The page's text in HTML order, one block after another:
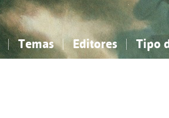
Temas Editores Tipo